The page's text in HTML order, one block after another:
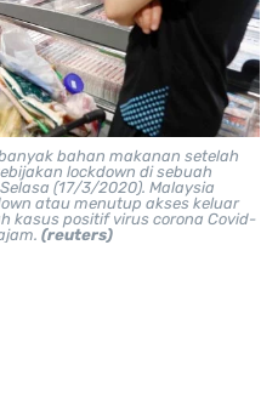
bahan makanan setelah
lockdown di sebuah
(17/3/2020). Malaysia
atau menutup akses keluar
kasus positif virus corona Covid-
(reuters)